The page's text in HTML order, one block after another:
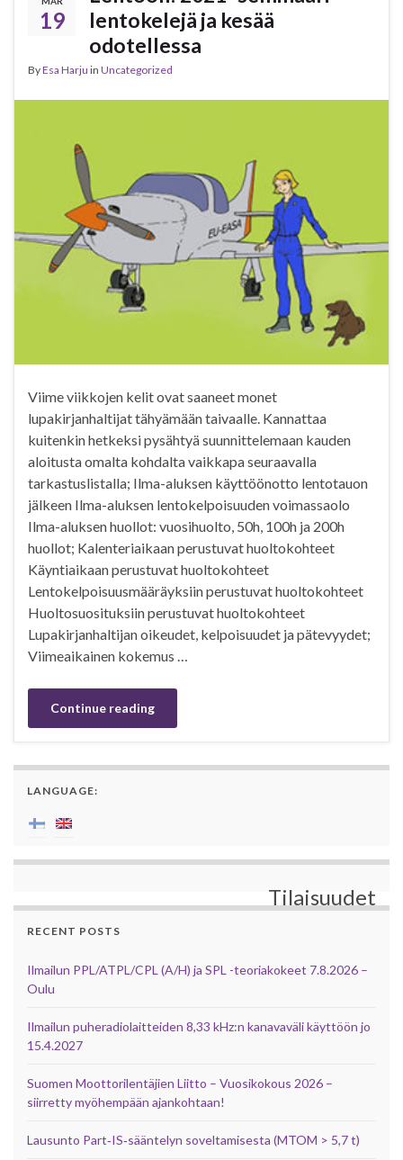
19
lentokelejä ja kesää
odotellessa
ByEsa Harju in Uncategorized
Viime viikkojen kelit ovat saaneet monet
lupakirjanhaltijat tähyämään taivaalle. Kannattaa
kuitenkin hetkeksi pysähtyä suunnittelemaan kauden
aloitusta omalta kohdalta vaikkapa seuraavalla
tarkastuslistalla; Ilma-aluksen käyttöönotto lentotauon
jälkeen Ilma-aluksen lentokelpoisuuden voimassaolo
Ilma-aluksen huollot: vuosihuolto, 50h, 100h ja 200h
huollot; Kalenteriaikaan perustuvat huoltokohteet
Käyntiaikaan perustuvat huoltokohteet
Lentokelpoisuusmääräyksiin perustuvat huoltokohteet
Huoltosuosituksiin perustuvat huoltokohteet
Lupakirjanhaltijan oikeudet, kelpoisuudet ja pätevyydet;
Viimeaikainen kokemus …
Continue reading
LANGUAGE:
Tilaisuudet
RECENT POSTS
Ilmailun PPL/ATPL/CPL (A/H) ja SPL -teoriakokeet 7.8.2026 –
Oulu
Ilmailun puheradiolaitteiden 8,33 kHz:n kanavaväli käyttöön jo
15.4.2027
Suomen Moottorilentäjien Liitto – Vuosikokous 2026 –
siirretty myöhempään ajankohtaan!
Lausunto Part‑IS‑sääntelyn soveltamisesta (MTOM > 5,7 t)